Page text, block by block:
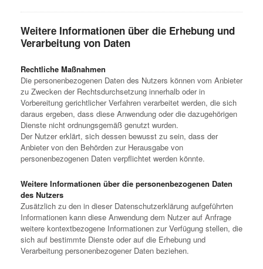
Weitere Informationen über die Erhebung und
Verarbeitung von Daten
Rechtliche Maßnahmen
Die personenbezogenen Daten des Nutzers können vom Anbieter
zu Zwecken der Rechtsdurchsetzung innerhalb oder in
Vorbereitung gerichtlicher Verfahren verarbeitet werden, die sich
daraus ergeben, dass diese Anwendung oder die dazugehörigen
Dienste nicht ordnungsgemäß genutzt wurden.
Der Nutzer erklärt, sich dessen bewusst zu sein, dass der
Anbieter von den Behörden zur Herausgabe von
personenbezogenen Daten verpflichtet werden könnte.
Weitere Informationen über die personenbezogenen Daten
des Nutzers
Zusätzlich zu den in dieser Datenschutzerklärung aufgeführten
Informationen kann diese Anwendung dem Nutzer auf Anfrage
weitere kontextbezogene Informationen zur Verfügung stellen, die
sich auf bestimmte Dienste oder auf die Erhebung und
Verarbeitung personenbezogener Daten beziehen.